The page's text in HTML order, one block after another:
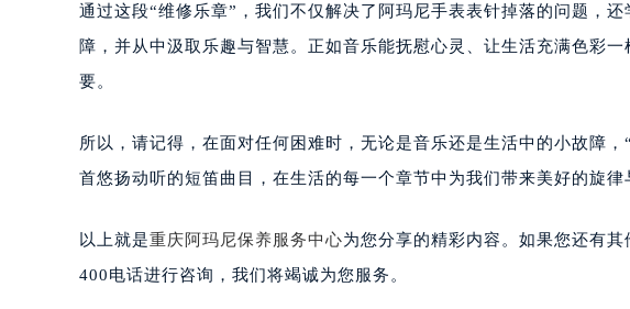
通过这段“维修乐章”，我们不仅解决了阿玛尼手表表针掉落的问题，
障，并从中汲取乐趣与智慧。正如音乐能抚慰心灵、让生活充满色彩
要。
所以，请记得，在面对任何困难时，无论是音乐还是生活中的小故障
首悠扬动听的短笛曲目，在生活的每一个章节中为我们带来美好的旋律
以上就是重庆阿玛尼保养服务中心为您分享的精彩内容。如果您还有
400电话进行咨询，我们将竭诚为您服务。